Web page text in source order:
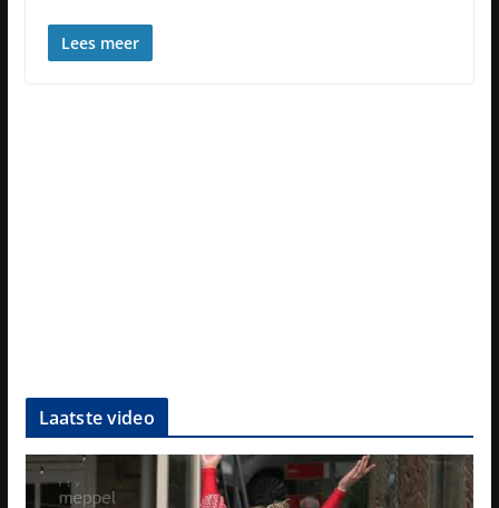
Lees meer
Laatste video